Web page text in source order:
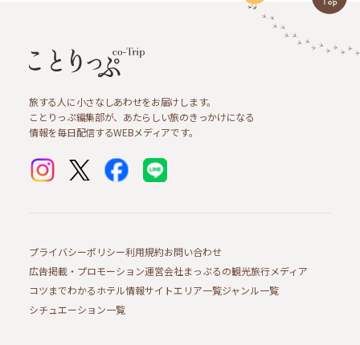
旅する人に小さなしあわせをお届けします。
ことりっぷ編集部が、あたらしい旅のきっかけになる
情報を毎日配信するWEBメディアです。
プライバシーポリシー利用規約お問い合わせ
広告掲載・プロモーション運営会社まっぷるの観光旅行メディア
コツまでわかるホテル情報サイトエリア一覧ジャンル一覧
シチュエーション一覧